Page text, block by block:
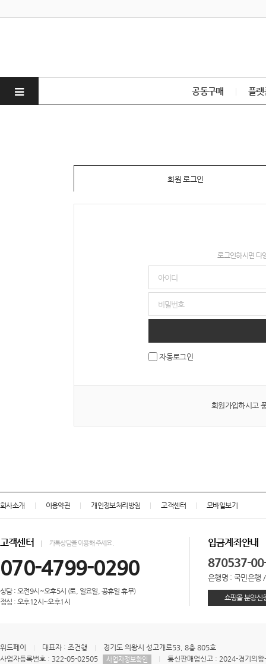
공동구매 플랫
회원 로그인
로그인하시면 다
자동로그인
회원가입하시고
회사소개 이용약관 개인정보처리방침 고객센터 모바일보기
고객센터 카톡상담을 이용해 주세요.
070-4799-0290
상담 : 오전9시~오후5시 (토, 일요일, 공휴일 휴무)
점심 : 오후12시~오후1시
입금계좌안내
870537-
은행명 : 국민은행
쇼핑몰 분양신
위드페이 대표자 : 조건행
경기도 의왕시 성고개로53, 8층 805호
사업자등록번호 : 322-05-02505
사업자정보확인
통신판매업신고 : 2024-경기의